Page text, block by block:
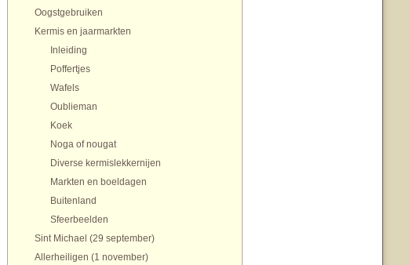
Oogstgebruiken
Kermis en jaarmarkten
Inleiding
Poffertjes
Wafels
Oublieman
Koek
Noga of nougat
Diverse kermislekkernijen
Markten en boeldagen
Buitenland
Sfeerbeelden
Sint Michael (29 september)
Allerheiligen (1 november)